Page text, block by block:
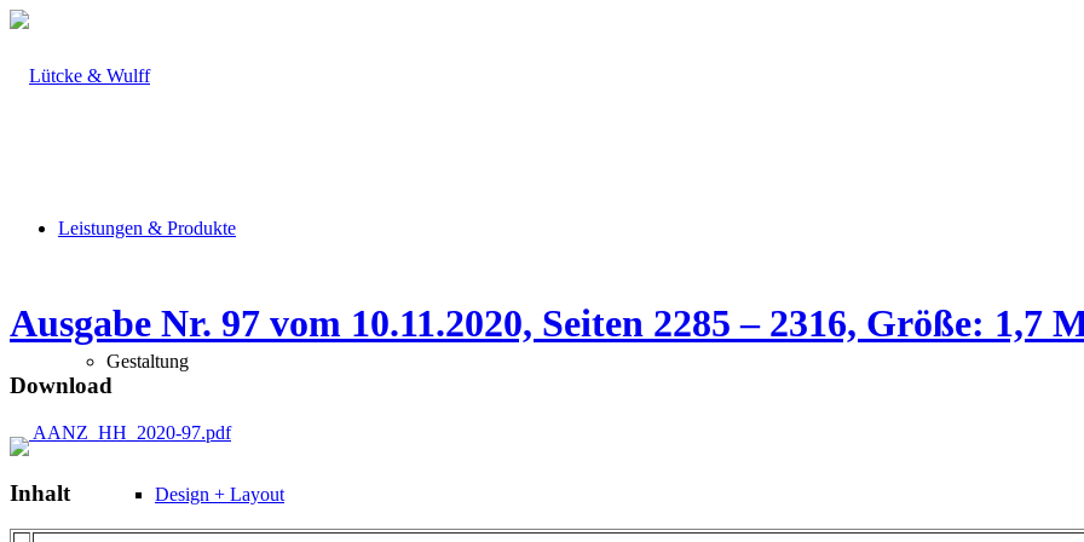
Leistungen & Produkte
Gestaltung
Design + Layout
Ausgabe Nr. 97 vom 10.11.2020, Seiten 2285 – 2316, Größe: 1,7
Download
AANZ_HH_2020-97.pdf
Inhalt